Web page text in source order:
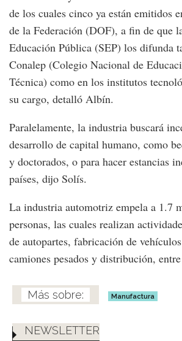
de los cuales cinco ya están emitidos
de la Federación (DOF), a fin de que
Educación Pública (SEP) los difunda
Conalep (Colegio Nacional de
Técnica) como en los institutos
su cargo, detalló Albín.
Paralelamente, la industria buscará
desarrollo de capital humano, como
y doctorados, o para hacer estancias
países, dijo Solís.
La industria automotriz empela a 1.7
personas, las cuales realizan
de autopartes, fabricación de
camiones pesados y distribución,
Manufactura
NEWSLETTER